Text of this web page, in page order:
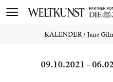
Toggle
KALENDER/Jane
09.10.2021 -